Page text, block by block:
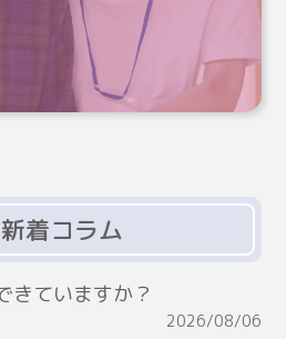
新着コラム
きていますか？
2026/08/06